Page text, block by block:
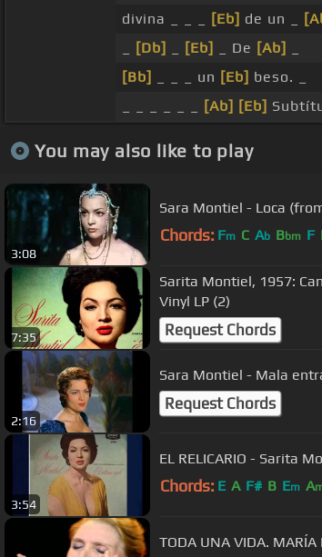
divina _ _ _
[Eb] de un _
[Db] [Eb] _ De [Ab]
[Bb]
_ _ _ un [Eb] beso. _
[Ab] [Eb]
You may also like to play
3:08
Sara Montiel - Loca
Chords: Fm C Ab Bbm F
7:35
Sarita Montiel, 1957:
Vinyl LP (2)
Request Chords
2:16
Sara Montiel - Mala
Request Chords
3:54
EL RELICARIO - Sarita
Chords: E A F# B Em A
TODA UNA VIDA. MARÍA